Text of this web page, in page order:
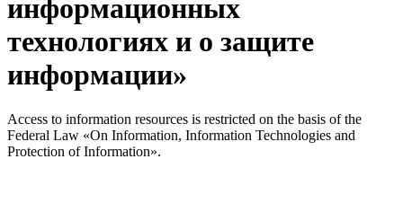
информационных
технологиях и о защите
информации»
Access to information resources is restricted on the basis of the
Federal Law «On Information, Information Technologies and
Protection of Information».